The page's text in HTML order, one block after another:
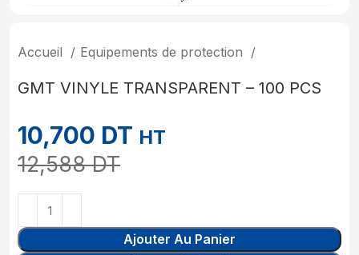
Accueil Equipements de protection
GMT VINYLE TRANSPARENT – 100 PCS
10,700 DT HT
12,588DT
Ajouter Au Panier